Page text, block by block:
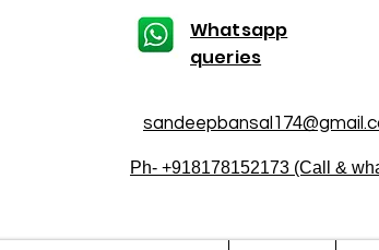
Whatsapp
queries
Ph- +918178152173 (Call &